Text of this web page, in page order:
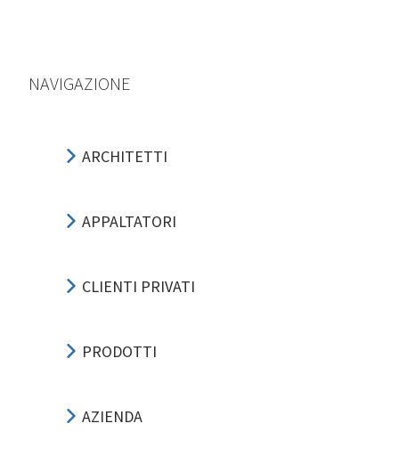
NAVIGAZIONE
ARCHITETTI
APPALTATORI
CLIENTI PRIVATI
PRODOTTI
AZIENDA